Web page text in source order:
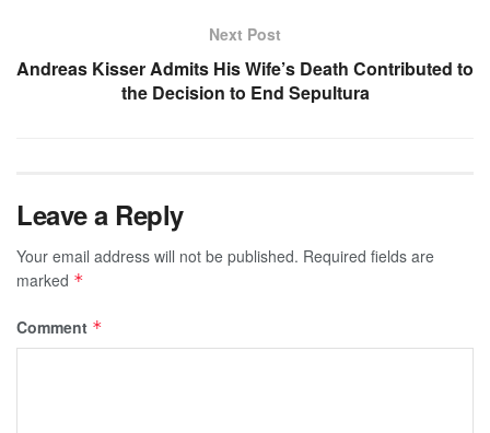
Next Post
Andreas Kisser Admits His Wife’s Death Contributed to
the Decision to End Sepultura
Leave a Reply
Your email address will not be published. Required fields are
marked *
Comment *